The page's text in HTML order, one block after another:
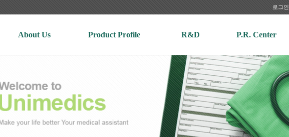
로그인
About Us Product Profile R&D P.R. Center